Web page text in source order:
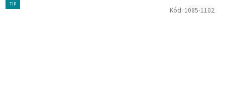
TIP
Kód: 1085-1102